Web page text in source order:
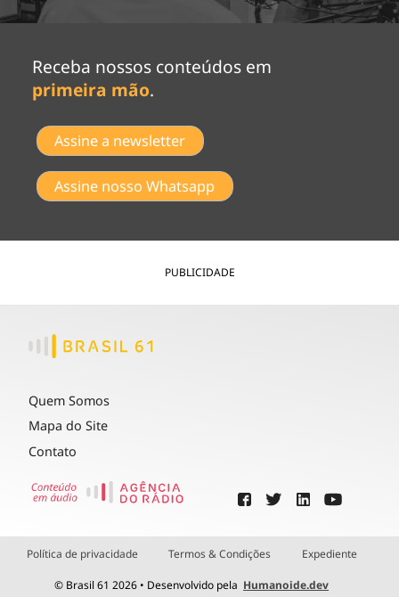
Receba nossos conteúdos em
primeira mão.
Assine a newsletter
Assine nosso Whatsapp
PUBLICIDADE
Quem Somos
Mapa do Site
Contato
Política de privacidade Termos & Condições Expediente
© Brasil 61 2026 • Desenvolvido pela Humanoide.dev